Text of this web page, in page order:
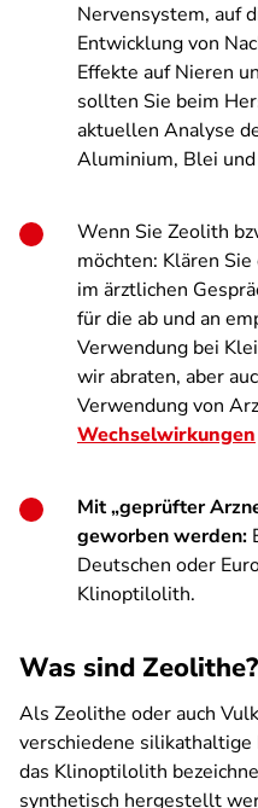
Nervensystem, auf
Entwicklung von
Effekte auf Nieren
sollten Sie beim
aktuellen Analyse
Aluminium, Blei
Wenn Sie Zeolith
möchten: Klären
im ärztlichen
für die ab und an
Verwendung bei
wir abraten, aber
Verwendung von
Wechselwirkungen
Mit „geprüfter
geworben werden:
Deutschen oder
Klinoptilolith.
Was sind Zeolithe?
Als Zeolithe oder auch
verschiedene
das Klinoptilolith
synthetisch hergestellt